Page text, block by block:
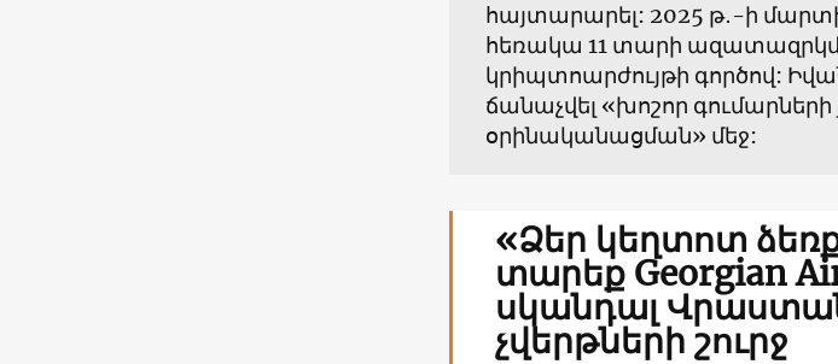
հայտարարել: 2025 թ․-ի
հեռակա 11 տարի
կրիպտոարժույթի գործով:
ճանաչվել «խոշոր
օրինականացման» մեջ:
«Ձեր կեղտոտ
տարեք Georgian
սկանդալ
չվերթների շուրջ